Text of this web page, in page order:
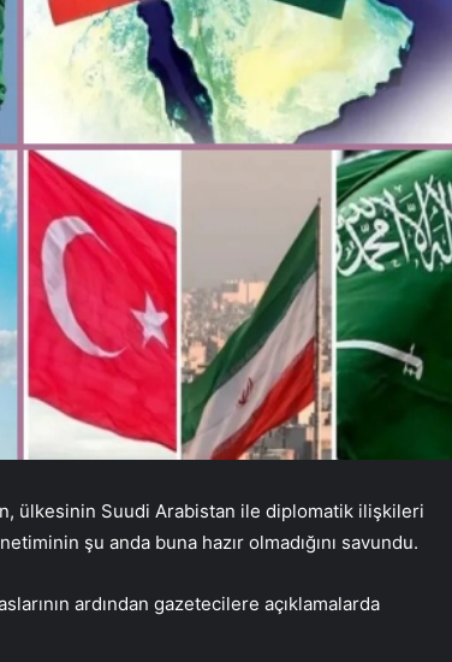
ülkesinin Suudi Arabistan ile diplomatik ilişkileri
şu anda buna hazır olmadığını savundu.
ardından gazetecilere açıklamalarda